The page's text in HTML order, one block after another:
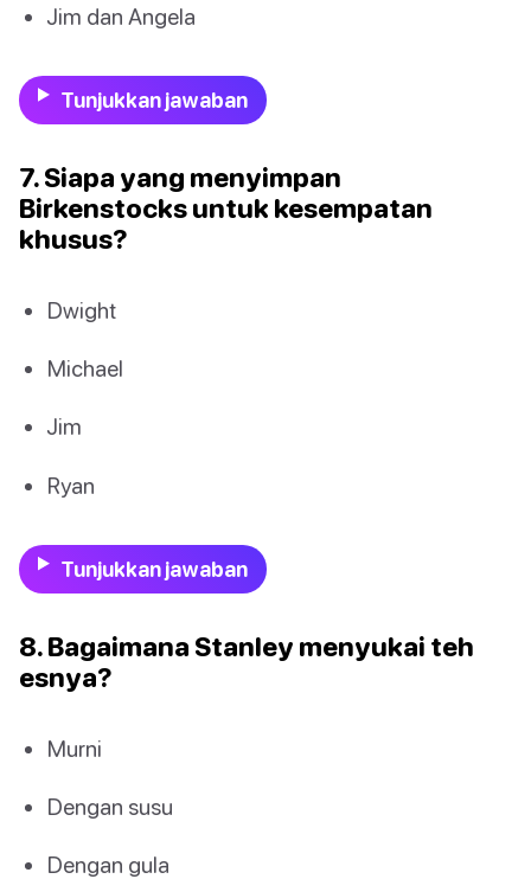
Jim dan Angela
Tunjukkan jawaban
7. Siapa yang menyimpan
Birkenstocks untuk kesempatan
khusus?
Dwight
Michael
Jim
Ryan
Tunjukkan jawaban
8. Bagaimana Stanley menyukai teh
esnya?
Murni
Dengan susu
Dengan gula